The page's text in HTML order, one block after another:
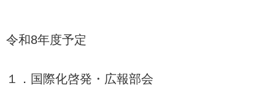
令和8年度予定
１．国際化啓発・広報部会